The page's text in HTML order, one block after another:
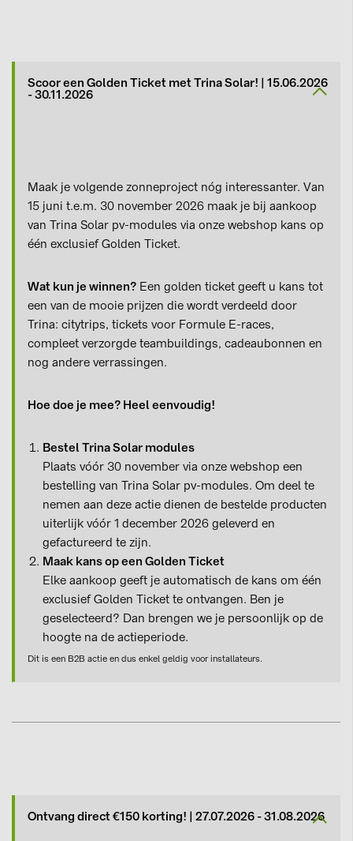
Scoor een Golden Ticket met Trina Solar! | 15.06.2026
- 30.11.2026
Maak je volgende zonneproject nóg interessanter. Van
15 juni t.e.m. 30 november 2026 maak je bij aankoop
van Trina Solar pv-modules via onze webshop kans op
één exclusief Golden Ticket.
Wat kun je winnen? Een golden ticket geeft u kans tot
een van de mooie prijzen die wordt verdeeld door
Trina: citytrips, tickets voor Formule E-races,
compleet verzorgde teambuildings, cadeaubonnen en
nog andere verrassingen.
Hoe doe je mee? Heel eenvoudig!
Bestel Trina Solar modules
Plaats vóór 30 november via onze webshop een
bestelling van Trina Solar pv-modules. Om deel te
nemen aan deze actie dienen de bestelde producten
uiterlijk vóór 1 december 2026 geleverd en
gefactureerd te zijn.
Maak kans op een Golden Ticket
Elke aankoop geeft je automatisch de kans om één
exclusief Golden Ticket te ontvangen. Ben je
geselecteerd? Dan brengen we je persoonlijk op de
hoogte na de actieperiode.
Dit is een B2B actie en dus enkel geldig voor installateurs.
Ontvang direct €150 korting! | 27.07.2026 - 31.08.2026